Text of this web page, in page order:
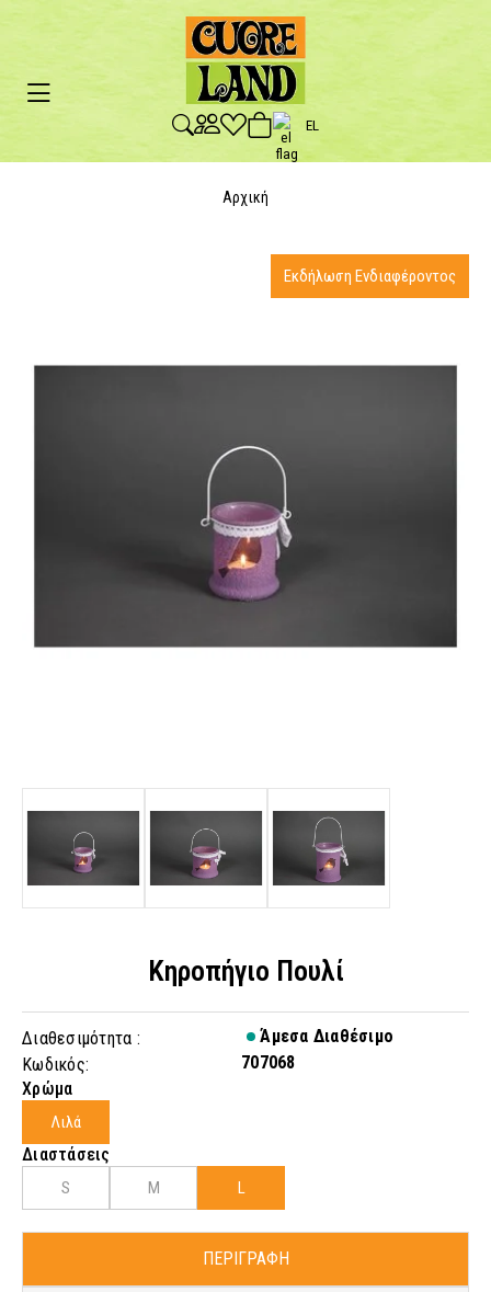
EL
Αρχική
Κηροπήγιο Πουλί
Διαθεσιμότητα :
Άμεσα Διαθέσιμο
Κωδικός:
707068
Χρώμα
Λιλά
Διαστάσεις
S M L
ΠΕΡΙΓΡΑΦΗ
Εκδήλωση Ενδιαφέροντος